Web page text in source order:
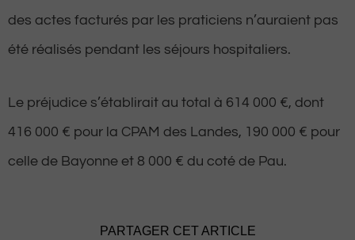
des actes facturés par les praticiens n’auraient pas
été réalisés pendant les séjours hospitaliers.
Le préjudice s’établirait au total à 614 000 €, dont
416 000 € pour la CPAM des Landes, 190 000 € pour
celle de Bayonne et 8 000 € du coté de Pau.
PARTAGER CET ARTICLE